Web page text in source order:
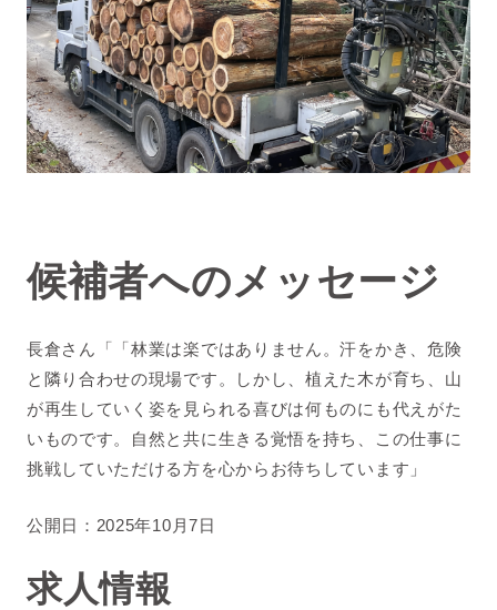
候補者へのメッセージ
長倉さん「「林業は楽ではありません。汗をかき、危険
と隣り合わせの現場です。しかし、植えた木が育ち、山
が再生していく姿を見られる喜びは何ものにも代えがた
いものです。自然と共に生きる覚悟を持ち、この仕事に
挑戦していただける方を心からお待ちしています」
公開日：2025年10月7日
求人情報